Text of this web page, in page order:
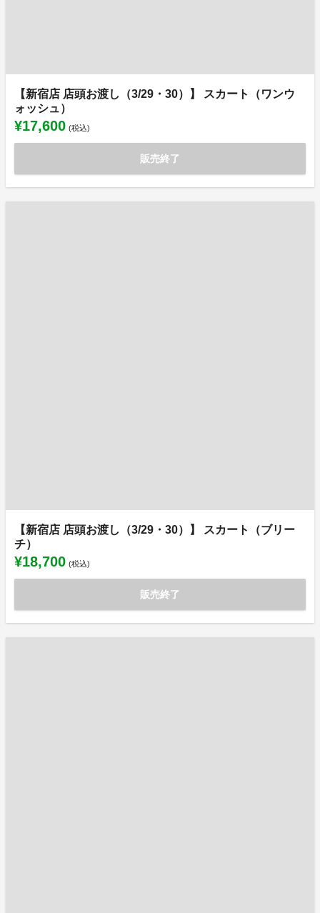
【新宿店 店頭お渡し（3/29・30）】 スカート（ワンウ
ォッシュ）
¥17,600 (税込)
販売終了
【新宿店 店頭お渡し（3/29・30）】 スカート（ブリー
チ）
¥18,700 (税込)
販売終了